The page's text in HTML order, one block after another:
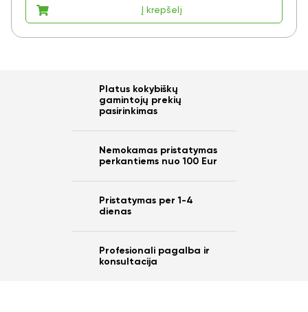
Į krepšelį
Platus kokybiškų
gamintojų prekių
pasirinkimas
Nemokamas pristatymas
perkantiems nuo 100 Eur
Pristatymas per 1-4
dienas
Profesionali pagalba ir
konsultacija
10%
nuo savo užsakymo?
Ne